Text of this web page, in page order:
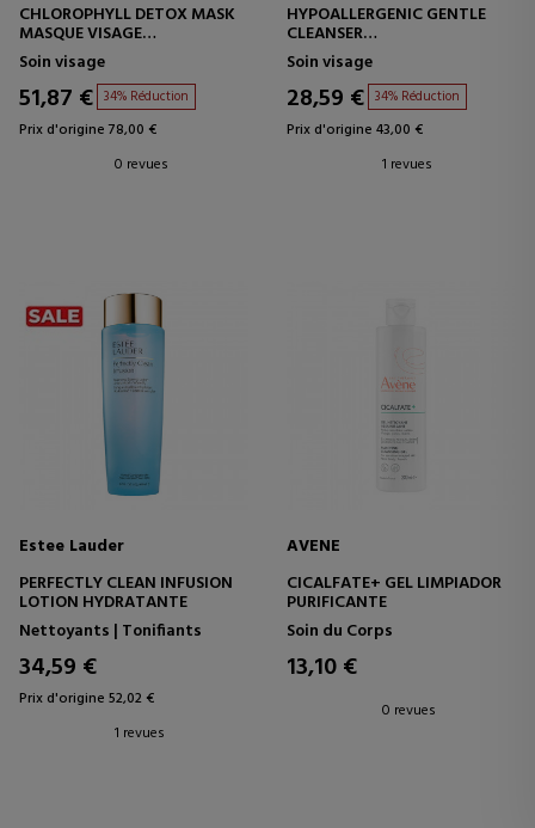
CHLOROPHYLL DETOX MASK
MASQUE VISAGE
REVITALISANT ET PURIFIANT
Soin visage
51,87 € 34% Réduction
Prix d'origine 78,00 €
0 revues
HYPOALLERGENIC GENTLE
CLEANSER
NETTOYANT VISAGE - PEAU
SENSIBLE
Soin visage
28,59 € 34% Réduction
Prix d'origine 43,00 €
1 revues
Estee Lauder
PERFECTLY CLEAN INFUSION
LOTION HYDRATANTE
Nettoyants | Tonifiants
34,59 €
Prix d'origine 52,02 €
1 revues
AVENE
CICALFATE+ GEL LIMPIADOR
PURIFICANTE
Soin du Corps
13,10 €
0 revues